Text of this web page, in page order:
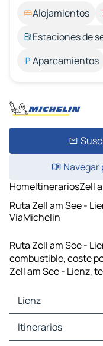
Alojamientos
Estaciones de
Aparcamientos
Navegar
HomeItinerariosZell
Ruta Zell am See -
ViaMichelin
Ruta Zell am See -
combustible, coste
Zell am See - Lienz,
Lienz
Lienz Mapas Planos
Lienz Trafico
Itinerarios